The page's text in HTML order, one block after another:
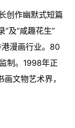
创作幽默式短篇
”及“咸趣花生”
漫画行业。80
制。1998年正
文物艺术界，